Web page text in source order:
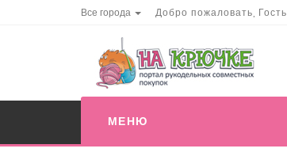
Все города Добро пожаловать,
МЕНЮ